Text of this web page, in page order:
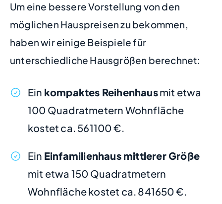
Um eine bessere Vorstellung von den
möglichen Hauspreisen zu bekommen,
haben wir einige Beispiele für
unterschiedliche Hausgrößen berechnet:
Ein kompaktes Reihenhausmit etwa
100 Quadratmetern Wohnfläche
kostet ca. 561100 €.
Ein Einfamilienhaus mittlerer Größe
mit etwa 150 Quadratmetern
Wohnfläche kostet ca. 841650 €.